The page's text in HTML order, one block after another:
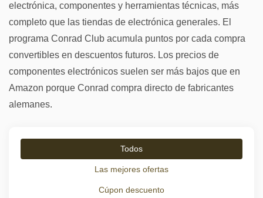
electrónica, componentes y herramientas técnicas, más
completo que las tiendas de electrónica generales. El
programa Conrad Club acumula puntos por cada compra
convertibles en descuentos futuros. Los precios de
componentes electrónicos suelen ser más bajos que en
Amazon porque Conrad compra directo de fabricantes
alemanes.
Todos
Las mejores ofertas
Cúpon descuento